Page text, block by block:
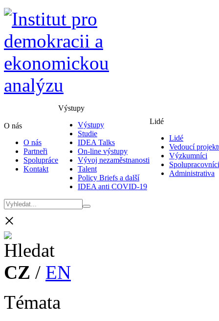
O nás
O nás
Partneři
Spolupráce
Kontakt
Výstupy
Výstupy
Studie
IDEA Talks
On-line výstupy
Vývoj nezaměstnanosti
Talent
Policy Briefs a další
IDEA anti COVID-19
Lidé
Lidé
Vedoucí
Výzkumníci
Spolupracovníci
Administrativa
×
CZ / EN
Témata